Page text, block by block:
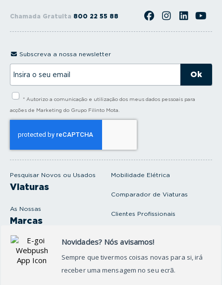
Chamada Gratuita 800 22 55 88
Pesquisar Novos ou Usados
Viaturas
As Nossas
Marcas
Produtos e serviços
Oficina
Mobilidade Elétrica
Comparador de Viaturas
Clientes Profissionais
Seguros Protector
Subscreva a nossa newsletter
s
* Autorizo a comunicação e utilização dos meus dados pessoais para
acções de Marketing do Grupo Filinto Mota.